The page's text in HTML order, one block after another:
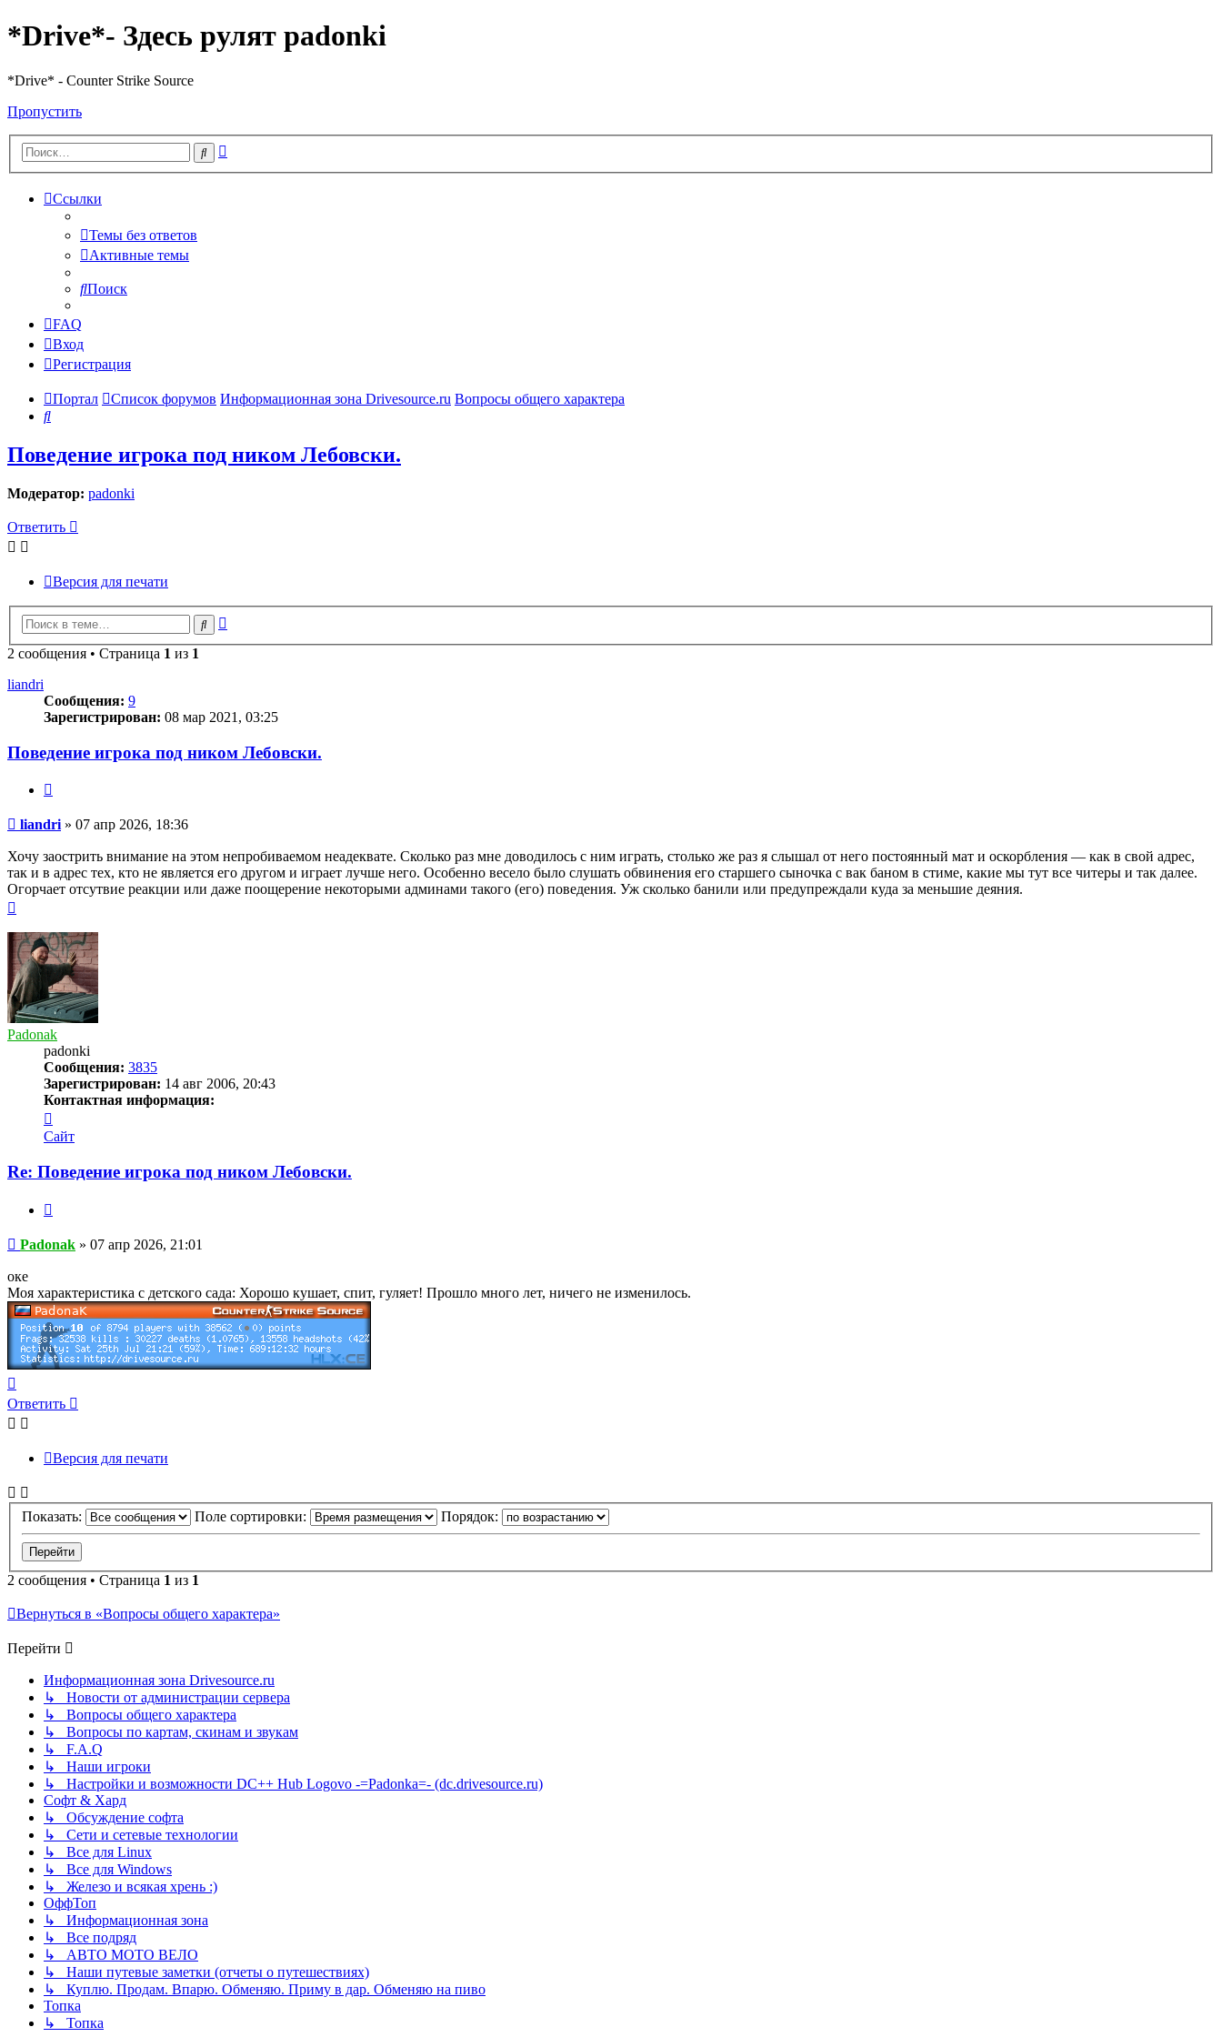
*Drive*- Здесь рулят padonki
*Drive* - Counter Strike Source
Пропустить
Поиск
Ссылки
Темы без ответов
Активные темы
Поиск
FAQ
Вход
Регистрация
Портал Список форумов Информационная зона Drivesource.ru Вопросы общего характера
Поиск
Поведение игрока под ником Лебовски.
Модератор: padonki
Ответить
Версия для печати
Поиск
2 сообщения • Страница 1 из 1
liandri
Сообщения: 9
Зарегистрирован: 08 мар 2021, 03:25
Поведение игрока под ником Лебовски.
Сообщение
liandri » 07 апр 2026, 18:36
Хочу заострить внимание на этом непробиваемом неадеквате. Сколько раз мне доводилось с ним играть, столько же раз я слышал от него постоянный мат и оскорбления — как в свой адрес,
так и в адрес тех, кто не является его другом и играет лучше него. Особенно весело было слушать обвинения его старшего сыночка с вак баном в стиме, какие мы тут все читеры и так далее.
Огорчает отсутвие реакции или даже поощерение некоторыми админами такого (его) поведения. Уж сколько банили или предупреждали куда за меньшие деяния.
началу
Padonak
padonki
Сообщения: 3835
Зарегистрирован: 14 авг 2006, 20:43
Контактная информация:
информация
пользователя
Сайт
Re: Поведение игрока под ником Лебовски.
Сообщение
Padonak » 07 апр 2026, 21:01
оке
Моя характеристика с детского сада: Хорошо кушает, спит, гуляет! Прошло много лет, ничего не изменилось.
к
началу
Ответить
Версия для печати
Показать: Поле сортировки: Порядок:
2 сообщения • Страница 1 из 1
Вернуться в «Вопросы общего характера»
Перейти
Информационная зона Drivesource.ru
↳ Новости от администрации сервера
↳ Вопросы общего характера
↳ Вопросы по картам, скинам и звукам
↳ F.A.Q
↳ Наши игроки
↳ Настройки и возможности DC++ Hub Logovo -=Padonka=- (dc.drivesource.ru)
Софт & Хард
↳ Обсуждение софта
↳ Сети и сетевые технологии
↳ Все для Linux
↳ Все для Windows
↳ Железо и всякая хрень :)
ОффТоп
↳ Информационная зона
↳ Все подряд
↳ АВТО МОТО ВЕЛО
↳ Наши путевые заметки (отчеты о путешествиях)
↳ Куплю. Продам. Впарю. Обменяю. Приму в дар. Обменяю на пиво
Топка
↳ Топка